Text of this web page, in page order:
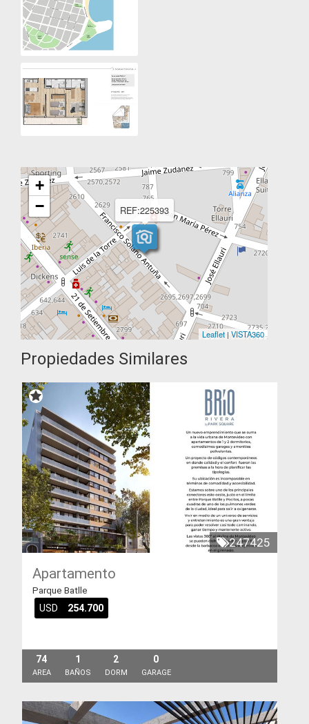
REF:225393
+
−
Leaflet | VISTA360
Propiedades Similares
247425
Apartamento
Parque Batlle
USD 254.700
74
AREA
1
BAÑOS
2
DORM
0
GARAGE